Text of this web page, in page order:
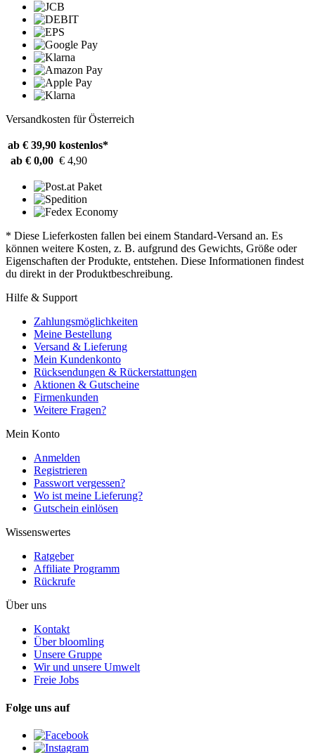
Versandkosten für Österreich
ab € 39,90 kostenlos*
ab € 0,00 € 4,90
* Diese Lieferkosten fallen bei einem Standard-Versand an. Es
können weitere Kosten, z. B. aufgrund des Gewichts, Größe oder
Eigenschaften der Produkte, entstehen. Diese Informationen findest
du direkt in der Produktbeschreibung.
Hilfe & Support
Zahlungsmöglichkeiten
Meine Bestellung
Versand & Lieferung
Mein Kundenkonto
Rücksendungen & Rückerstattungen
Aktionen & Gutscheine
Firmenkunden
Weitere Fragen?
Mein Konto
Anmelden
Registrieren
Passwort vergessen?
Wo ist meine Lieferung?
Gutschein einlösen
Wissenswertes
Ratgeber
Affiliate Programm
Rückrufe
Über uns
Kontakt
Über bloomling
Unsere Gruppe
Wir und unsere Umwelt
Freie Jobs
Folge uns auf